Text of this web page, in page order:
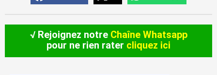
√ Rejoignez notre Chaîne Whatsapp
pour ne rien rater cliquez ici